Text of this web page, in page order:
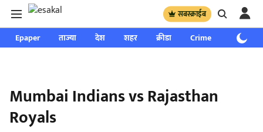
सबस्क्राईब
Epaper ताज्या देश शहर क्रीडा Crime साप्ताहिक
Mumbai Indians vs Rajasthan
Royals